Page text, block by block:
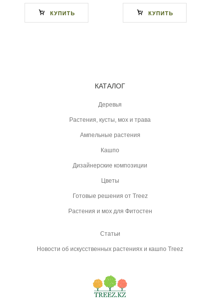
КУПИТЬ КУПИТЬ
КАТАЛОГ
Деревья
Растения, кусты, мох и трава
Ампельные растения
Кашпо
Дизайнерские композиции
Цветы
Готовые решения от Treez
Растения и мох для Фитостен
Статьи
Новости об искусственных растениях и кашпо Treez